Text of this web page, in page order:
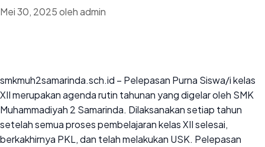
Mei 30, 2025olehadmin
smkmuh2samarinda.sch.id – Pelepasan Purna Siswa/i kelas
XII merupakan agenda rutin tahunan yang digelar oleh SMK
Muhammadiyah 2 Samarinda. Dilaksanakan setiap tahun
setelah semua proses pembelajaran kelas XII selesai,
berkakhirnya PKL, dan telah melakukan USK. Pelepasan